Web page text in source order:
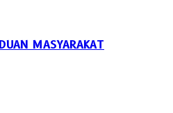
MASYARAKAT